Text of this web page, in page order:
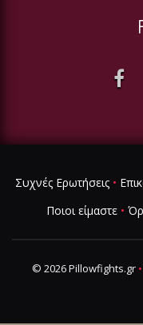
Συχνές Ερωτήσεις•
Ποιοι είμαστε •
© 2026 Pillowfights.gr •